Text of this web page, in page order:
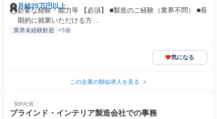
月給25万円以上
必要な経験・能力等 【必須】 ■製造のご経験（業界不問） ■長
期的に就業いただける方 ...
業界未経験歓迎 +5個
気になる
この企業の類似求人を見る
契約社員
ブラインド・インテリア製造会社での事務